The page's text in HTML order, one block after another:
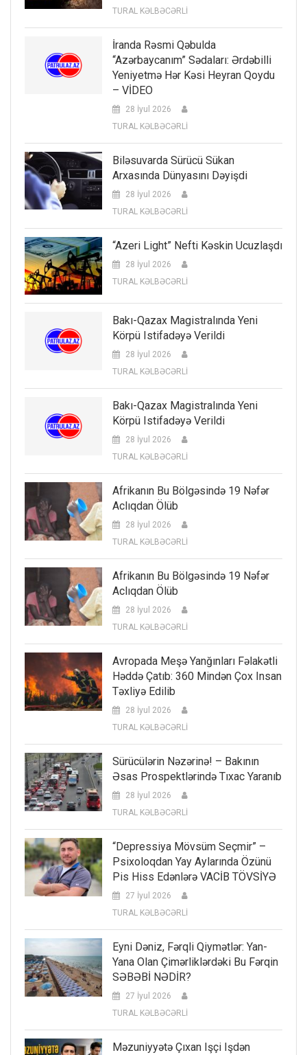
TURAL KƏLBƏCƏRLİ
İranda Rəsmi Qəbulda
“Azərbaycanım” Sədaları: Ərdəbilli
Yeniyetmə Hər Kəsi Heyran Qoydu
– VİDEO
28 İyul 2026
TURAL KƏLBƏCƏRLİ
Biləsuvarda Sürücü Sükan
Arxasında Dünyasını Dəyişdi
28 İyul 2026
TURAL KƏLBƏCƏRLİ
“Azeri Light” Nefti Kəskin Ucuzlaşdı
28 İyul 2026
TURAL KƏLBƏCƏRLİ
Bakı-Qazax Magistralında Yeni
Körpü Istifadəyə Verildi
28 İyul 2026
TURAL KƏLBƏCƏRLİ
Bakı-Qazax Magistralında Yeni
Körpü Istifadəyə Verildi
28 İyul 2026
TURAL KƏLBƏCƏRLİ
Afrikanın Bu Bölgəsində 19 Nəfər
Aclıqdan Ölüb
28 İyul 2026
TURAL KƏLBƏCƏRLİ
Afrikanın Bu Bölgəsində 19 Nəfər
Aclıqdan Ölüb
28 İyul 2026
TURAL KƏLBƏCƏRLİ
Avropada Meşə Yanğınları Fəlakətli
Həddə Çatıb: 360 Mindən Çox Insan
Təxliyə Edilib
28 İyul 2026
TURAL KƏLBƏCƏRLİ
Sürücülərin Nəzərinə! – Bakının
Əsas Prospektlərində Tıxac Yaranıb
28 İyul 2026
TURAL KƏLBƏCƏRLİ
“Depressiya Mövsüm Seçmir” –
Psixoloqdan Yay Aylarında Özünü
Pis Hiss Edənlərə VACİB TÖVSİYƏ
27 İyul 2026
TURAL KƏLBƏCƏRLİ
Eyni Dəniz, Fərqli Qiymətlər: Yan-
Yana Olan Çimərliklərdəki Bu Fərqin
SƏBƏBİ NƏDİR?
27 İyul 2026
TURAL KƏLBƏCƏRLİ
Məzuniyyətə Çıxan Işçi Işdən